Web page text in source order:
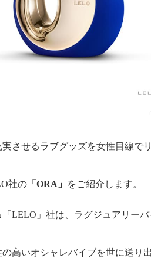
させるラブグッズを女性目線で
社の 「ORA」 をご紹介します。
LELO」社は、ラグジュアリー
高いオシャレバイブを世に送り